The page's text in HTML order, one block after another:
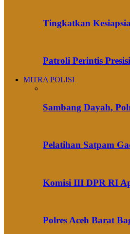
Tingkatkan
Patroli Perintis
MITRA POLISI
Sambang Dayah,
Pelatihan Satpam
Komisi III DPR RI
Polres Aceh Barat